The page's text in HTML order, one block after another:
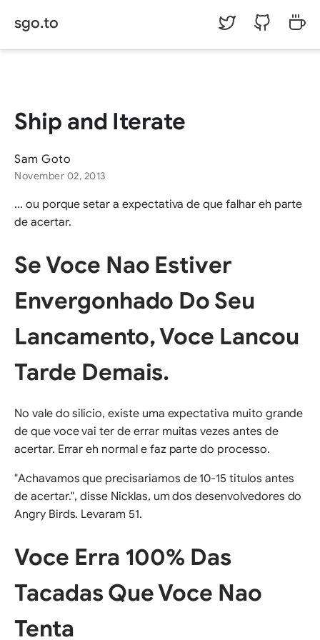
sgo.to
Ship and Iterate
Sam Goto
November 02, 2013
... ou porque setar a expectativa de que falhar eh parte
de acertar.
Se Voce Nao Estiver
Envergonhado Do Seu
Lancamento, Voce Lancou
Tarde Demais.
No vale do silicio, existe uma expectativa muito grande
de que voce vai ter de errar muitas vezes antes de
acertar. Errar eh normal e faz parte do processo.
"Achavamos que precisariamos de 10-15 titulos antes
de acertar.", disse Nicklas, um dos desenvolvedores do
Angry Birds. Levaram 51.
Voce Erra 100% Das
Tacadas Que Voce Nao
Tenta